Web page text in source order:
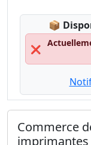
📦
❌
Commerce
imprimantes